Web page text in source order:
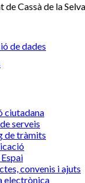
Cassà de la
de dades
ciutadana
serveis
de tràmits
convenis i ajuts
electrònica